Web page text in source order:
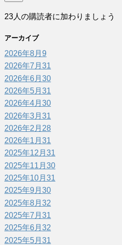
ド
レ
ス
23人の購読者に加わりましょう
アーカイブ
2026年8月 9
2026年7月 31
2026年6月 30
2026年5月 31
2026年4月 30
2026年3月 31
2026年2月 28
2026年1月 31
2025年12月 31
2025年11月 30
2025年10月 31
2025年9月 30
2025年8月 32
2025年7月 31
2025年6月 32
2025年5月 31